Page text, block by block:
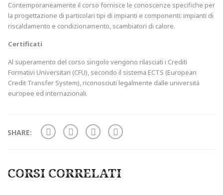
Contemporaneamente il corso fornisce le conoscenze specifiche per
la progettazione di particolari tipi di impianti e componenti: impianti di
riscaldamento e condizionamento, scambiatori di calore.
Certificati
Al superamento del corso singolo vengono rilasciati i Crediti
Formativi Universitari (CFU), secondo il sistema ECTS (European
Credit Transfer System), riconosciuti legalmente dalle università
europee ed internazionali.
SHARE:
CORSI CORRELATI